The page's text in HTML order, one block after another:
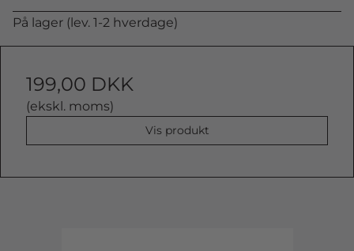
På lager (lev. 1-2 hverdage)
199,00 DKK
(ekskl. moms)
Vis produkt